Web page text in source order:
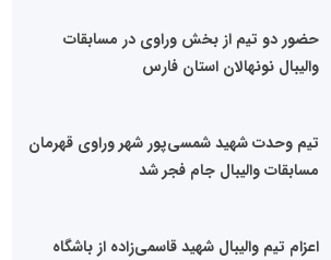
حضور دو تیم از بخش وراوی در مسابقات
والیبال نونهالان استان فارس
تیم وحدت شهید شمسی‌پور شهر وراوی قهرمان
مسابقات والیبال جام فجر شد
اعزام تیم والیبال شهید قاسمی‌زاده از باشگاه